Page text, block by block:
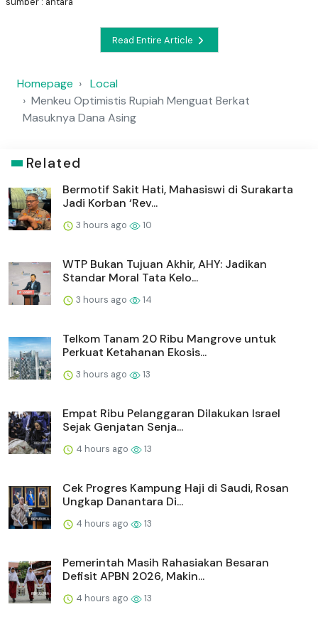
Read Entire Article
Homepage
Local
Menkeu Optimistis Rupiah Menguat Berkat
Masuknya Dana Asing
Related
Bermotif Sakit Hati, Mahasiswi di Surakarta
Jadi Korban ‘Rev...
3 hours ago 10
WTP Bukan Tujuan Akhir, AHY: Jadikan
Standar Moral Tata Kelo...
3 hours ago 14
Telkom Tanam 20 Ribu Mangrove untuk
Perkuat Ketahanan Ekosis...
3 hours ago 13
Empat Ribu Pelanggaran Dilakukan Israel
Sejak Genjatan Senja...
4 hours ago 13
Cek Progres Kampung Haji di Saudi, Rosan
Ungkap Danantara Di...
4 hours ago 13
Pemerintah Masih Rahasiakan Besaran
Defisit APBN 2026, Makin...
4 hours ago 13